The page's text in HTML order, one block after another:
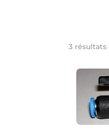
3 résultats